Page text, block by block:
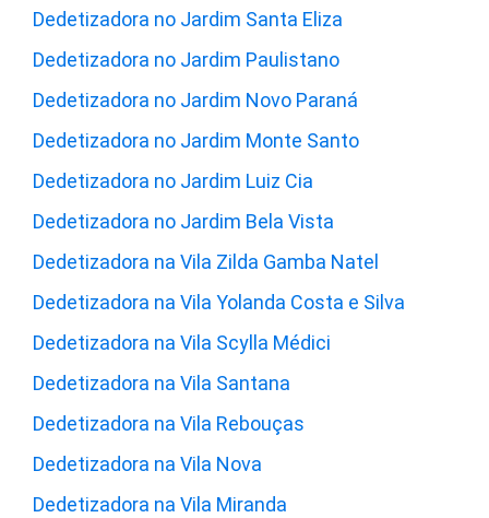
Dedetizadora no Jardim Santa Eliza
Dedetizadora no Jardim Paulistano
Dedetizadora no Jardim Novo Paraná
Dedetizadora no Jardim Monte Santo
Dedetizadora no Jardim Luiz Cia
Dedetizadora no Jardim Bela Vista
Dedetizadora na Vila Zilda Gamba Natel
Dedetizadora na Vila Yolanda Costa e Silva
Dedetizadora na Vila Scylla Médici
Dedetizadora na Vila Santana
Dedetizadora na Vila Rebouças
Dedetizadora na Vila Nova
Dedetizadora na Vila Miranda